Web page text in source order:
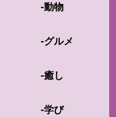
-動物
-グルメ
-癒し
-学び